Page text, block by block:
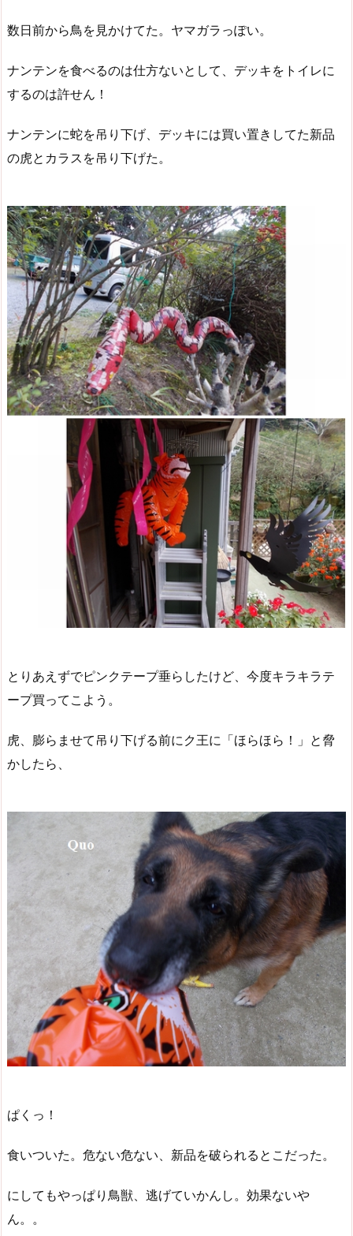
数日前から鳥を見かけてた。ヤマガラっぽい。
ナンテンを食べるのは仕方ないとして、デッキをトイレに
するのは許せん！
ナンテンに蛇を吊り下げ、デッキには買い置きしてた新品
の虎とカラスを吊り下げた。
とりあえずでピンクテープ垂らしたけど、今度キラキラテ
ープ買ってこよう。
虎、膨らませて吊り下げる前にク王に「ほらほら！」と脅
かしたら、
ぱくっ！
食いついた。危ない危ない、新品を破られるとこだった。
にしてもやっぱり鳥獣、逃げていかんし。効果ないや
ん。。